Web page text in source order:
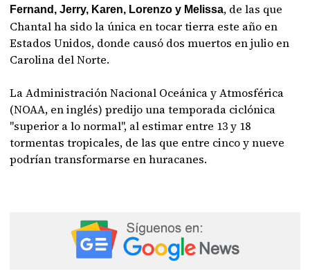
Fernand, Jerry, Karen, Lorenzo y Melissa, de las que
Chantal ha sido la única en tocar tierra este año en
Estados Unidos, donde causó dos muertos en julio en
Carolina del Norte.
La Administración Nacional Oceánica y Atmosférica
(NOAA, en inglés) predijo una temporada ciclónica
"superior a lo normal", al estimar entre 13 y 18
tormentas tropicales, de las que entre cinco y nueve
podrían transformarse en huracanes.